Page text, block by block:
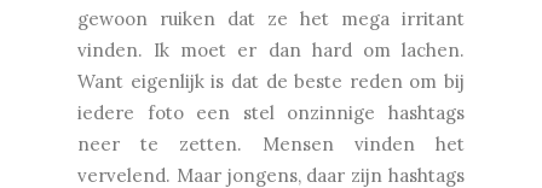
gewoon ruiken dat ze het mega irritant
vinden. Ik moet er dan hard om lachen.
Want eigenlijk is dat de beste reden om bij
iedere foto een stel onzinnige hashtags
neer te zetten. Mensen vinden het
vervelend. Maar jongens, daar zijn hashtags